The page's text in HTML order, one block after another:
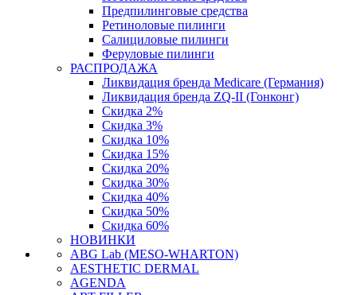
Предпилинговые средства
Ретиноловые пилинги
Салициловые пилинги
Феруловые пилинги
РАСПРОДАЖА
Ликвидация бренда Medicare (Германия)
Ликвидация бренда ZQ-II (Гонконг)
Скидка 2%
Скидка 3%
Скидка 10%
Скидка 15%
Скидка 20%
Скидка 30%
Скидка 40%
Скидка 50%
Скидка 60%
НОВИНКИ
ABG Lab (MESO-WHARTON)
AESTHETIC DERMAL
AGENDA